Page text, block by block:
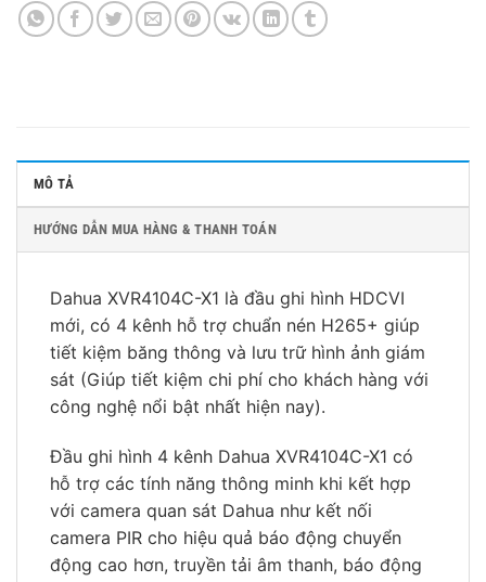
MÔ TẢ
HƯỚNG DẪN MUA HÀNG & THANH TOÁN
Dahua XVR4104C-X1 là đầu ghi hình HDCVI
mới, có 4 kênh hỗ trợ chuẩn nén H265+ giúp
tiết kiệm băng thông và lưu trữ hình ảnh giám
sát (Giúp tiết kiệm chi phí cho khách hàng với
công nghệ nổi bật nhất hiện nay).
Đầu ghi hình 4 kênh Dahua XVR4104C-X1 có
hỗ trợ các tính năng thông minh khi kết hợp
với camera quan sát Dahua như kết nối
camera PIR cho hiệu quả báo động chuyển
động cao hơn, truyền tải âm thanh, báo động